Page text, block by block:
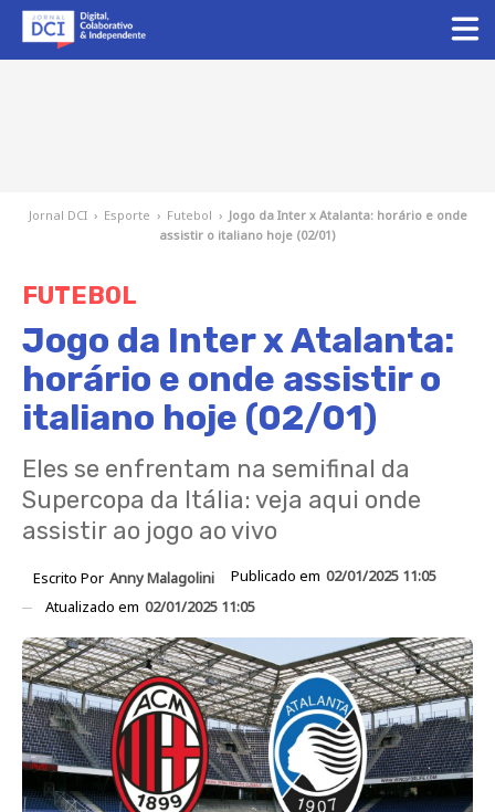
Jornal DCI › Esporte › Futebol › Jogo da Inter x Atalanta: horário e onde
assistir o italiano hoje (02/01)
FUTEBOL
Jogo da Inter x Atalanta:
horário e onde assistir o
italiano hoje (02/01)
Eles se enfrentam na semifinal da
Supercopa da Itália: veja aqui onde
assistir ao jogo ao vivo
Escrito Por Anny Malagolini Publicado em 02/01/2025 11:05
Atualizado em 02/01/2025 11:05